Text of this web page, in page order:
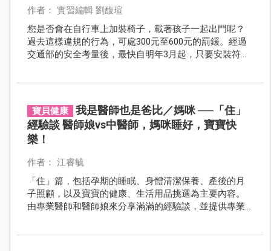
作者： 實習編輯 劉馥瑄
您是否會在自行車上加裝椅子，載著孩子一起出門呢？
過去這樣違規的行為，可處300元至600元的罰鍰。經過
交通部的安全考量後，最快自明年3月起，只要安裝符合
寶貝健康
我是醫師也是爸比／媽咪 ──「住」
經驗談 醫師娘vs中醫師，媽咪睡好，寶寶快
樂！
作者： 江睿毓
「住」篇，包括孕期的睡眠、身體清潔保養、產後的月
子照顧，以及寶寶的健康、生活用品挑選為主要內容。
由專業醫師和醫師娘來分享滿滿的經驗談，並提供專業